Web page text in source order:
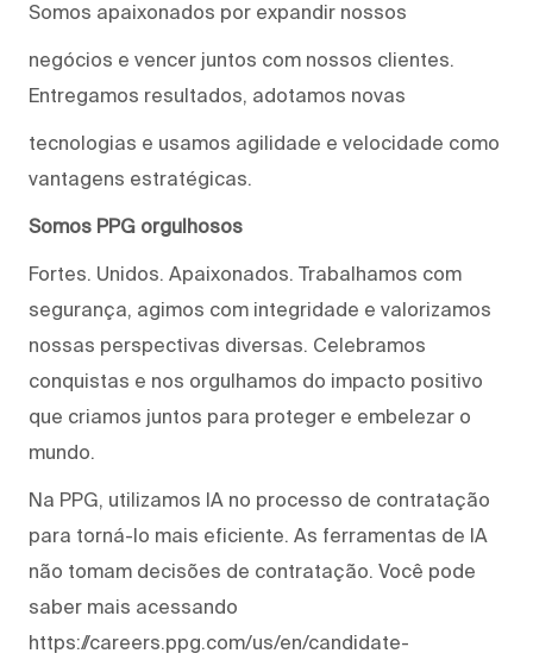
Somos apaixonados por expandir nossos
negócios e vencer juntos com nossos clientes.
Entregamos resultados, adotamos novas
tecnologias e usamos agilidade e velocidade como
vantagens estratégicas.
Somos PPG orgulhosos
Fortes. Unidos. Apaixonados. Trabalhamos com
segurança, agimos com integridade e valorizamos
nossas perspectivas diversas. Celebramos
conquistas e nos orgulhamos do impacto positivo
que criamos juntos para proteger e embelezar o
mundo.
Na PPG, utilizamos IA no processo de contratação
para torná-lo mais eficiente. As ferramentas de IA
não tomam decisões de contratação. Você pode
saber mais acessando
https://careers.ppg.com/us/en/candidate-